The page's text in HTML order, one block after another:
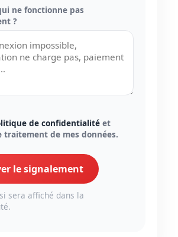
ne fonctionne pas
?
de confidentialité et
traitement de mes données.
le signalement
sera affiché dans la